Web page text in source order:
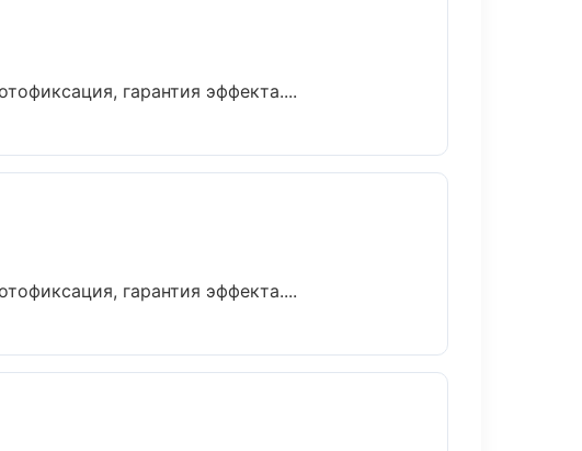
гарантия эффекта....
гарантия эффекта....